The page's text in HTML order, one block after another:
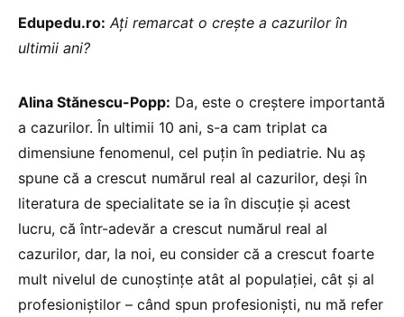
Edupedu.ro: Ați remarcat o crește a cazurilor în
ultimii ani?
Alina Stănescu-Popp: Da, este o creștere importantă
a cazurilor. În ultimii 10 ani, s-a cam triplat ca
dimensiune fenomenul, cel puțin în pediatrie. Nu aș
spune că a crescut numărul real al cazurilor, deși în
literatura de specialitate se ia în discuție și acest
lucru, că într-adevăr a crescut numărul real al
cazurilor, dar, la noi, eu consider că a crescut foarte
mult nivelul de cunoștințe atât al populației, cât și al
profesioniștilor – când spun profesioniști, nu mă refer